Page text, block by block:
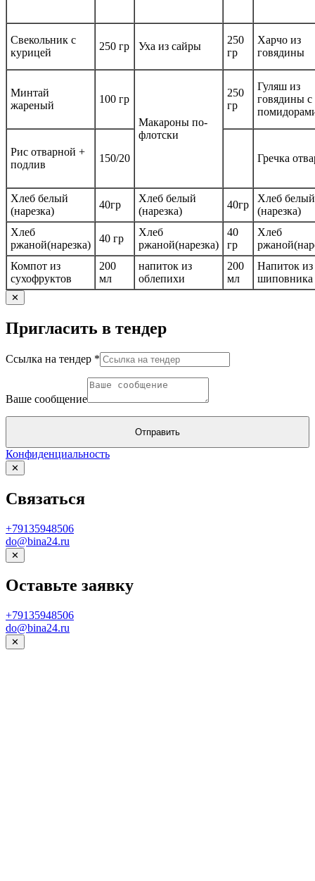
Свекольник с
курицей
250 гр Уха из сайры
250
гр
Харчо из
говядины
Минтай
жареный
100 гр
Макароны по-
флотски
250
гр
Гуляш из
говядины с
Рис отварной +
подлив
150/20 Гречка
Хлеб белый
(нарезка)
40гр
Хлеб белый
(нарезка)
40гр
Хлеб белый
(нарезка)
Хлеб
ржаной(нарезка)
40 гр
Хлеб
ржаной(нарезка)
40
гр
Хлеб
Компот из
сухофруктов
200
мл
напиток из
облепихи
200
мл
Напиток из
шиповника
✕
Пригласить в тендер
Ссылка на тендер *
на
Ваше сообщение
Отправить
Конфиденциальность
✕
Связаться
+79135948506
do@bina24.ru
✕
Оставьте заявку
+79135948506
do@bina24.ru
✕